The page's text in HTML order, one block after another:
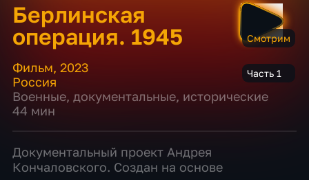
Берлинская
операция. 1945
Смотрим
Часть 1
Фильм,2023
Россия
Военные,документальные, исторические
44 мин
Документальный проект Андрея
Кончаловского. Создан на основе